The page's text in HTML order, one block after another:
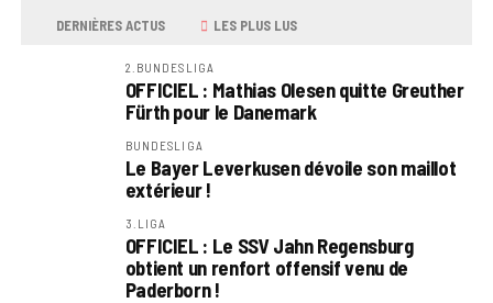
DERNIÈRES ACTUS LES PLUS LUS
2.BUNDESLIGA
OFFICIEL : Mathias Olesen quitte Greuther
Fürth pour le Danemark
BUNDESLIGA
Le Bayer Leverkusen dévoile son maillot
extérieur !
3.LIGA
OFFICIEL : Le SSV Jahn Regensburg
obtient un renfort offensif venu de
Paderborn !